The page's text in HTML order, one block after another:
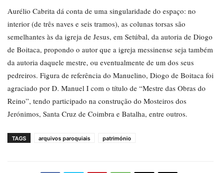
Aurélio Cabrita dá conta de uma singularidade do espaço: no
interior (de três naves e seis tramos), as colunas torsas são
semelhantes às da igreja de Jesus, em Setúbal, da autoria de Diogo
de Boitaca, propondo o autor que a igreja messinense seja também
da autoria daquele mestre, ou eventualmente de um dos seus
pedreiros. Figura de referência do Manuelino, Diogo de Boitaca foi
agraciado por D. Manuel I com o título de “Mestre das Obras do
Reino”, tendo participado na construção do Mosteiros dos
Jerónimos, Santa Cruz de Coimbra e Batalha, entre outros.
TAGS arquivos paroquiais património